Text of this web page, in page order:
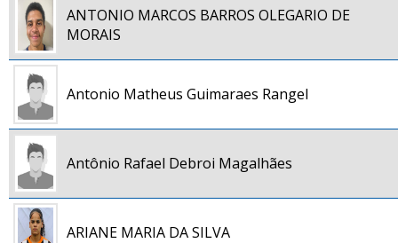
ANTONIO MARCOS BARROS OLEGARIO DE
MORAIS
Antonio Matheus Guimaraes Rangel
Antônio Rafael Debroi Magalhães
ARIANE MARIA DA SILVA